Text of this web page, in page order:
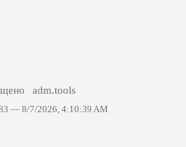
adm.tools
— 8/7/2026, 4:10:39 AM